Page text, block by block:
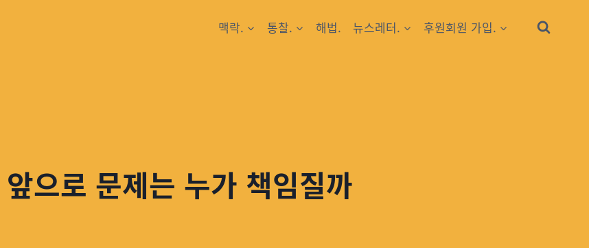
맥락. 통찰. 해법. 뉴스레터. 후원회원 가입.
으로 문제는 누가 책임질까